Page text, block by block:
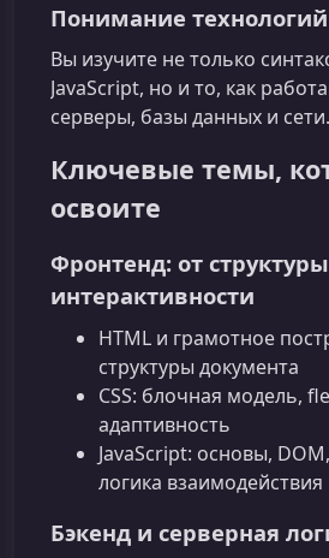
Понимание
Вы изучите не только
JavaScript, но и то, как
серверы, базы данных и сети.
Ключевые темы,
освоите
Фронтенд: от
интерактивности
HTML и грамотное
структуры документа
CSS: блочная модель,
адаптивность
JavaScript: основы,
логика взаимодействия
Бэкенд и серверная